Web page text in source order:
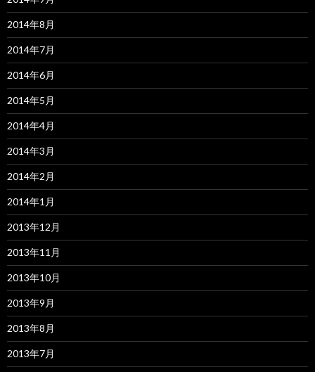
2014年8月
2014年7月
2014年6月
2014年5月
2014年4月
2014年3月
2014年2月
2014年1月
2013年12月
2013年11月
2013年10月
2013年9月
2013年8月
2013年7月